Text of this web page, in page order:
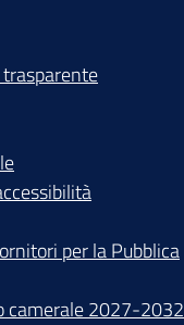
per la Pubblica
camerale 2027-2032